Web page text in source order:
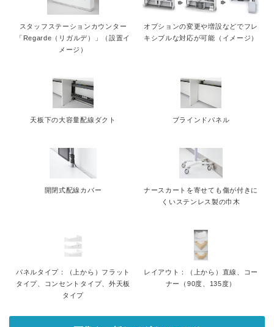
スタッフステーションカウンター
「Regarde（リガルデ）」（設置イ
メージ）
オプションの変更や増設などでフレ
キシブルな対応が可能（イメージ）
天板下の大容量配線ダクト ブラインドパネル
開閉式配線カバー
ナースカートを寄せても傷が付きに
くいステンレス製の巾木
パネルタイプ：（上から）フラット
タイプ、コンセントタイプ、外天板
タイプ
レイアウト：（上から）直線、コー
ナー（90度、135度）